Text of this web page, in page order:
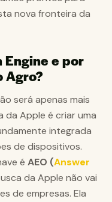
nova fronteira da
Engine e por
Agro?
será apenas mais
Apple é criar uma
integrada
de dispositivos.
é AEO (Answer
da Apple não vai
de empresas. Ela